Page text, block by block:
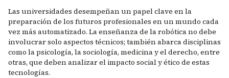
Las universidades desempeñan un papel clave en la
preparación de los futuros profesionales en un mundo cada
vez más automatizado. La enseñanza de la robótica no debe
involucrar solo aspectos técnicos; también abarca disciplinas
como la psicología, la sociología, medicina y el derecho, entre
otras, que deben analizar el impacto social y ético de estas
tecnologías.